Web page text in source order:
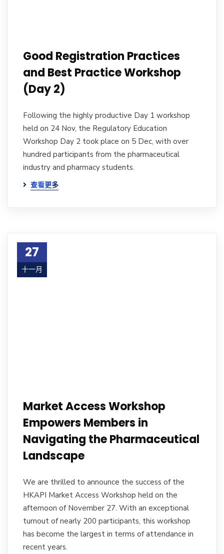
Good Registration Practices
and Best Practice Workshop
(Day 2)
Following the highly productive Day 1 workshop
held on 24 Nov, the Regulatory Education
Workshop Day 2 took place on 5 Dec, with over
hundred participants from the pharmaceutical
industry and pharmacy students.
查看更多
27
十一月
Market Access Workshop
Empowers Members in
Navigating the Pharmaceutical
Landscape
We are thrilled to announce the success of the
HKAPI Market Access Workshop held on the
afternoon of November 27. With an exceptional
turnout of nearly 200 participants, this workshop
has become the largest in terms of attendance in
recent years.